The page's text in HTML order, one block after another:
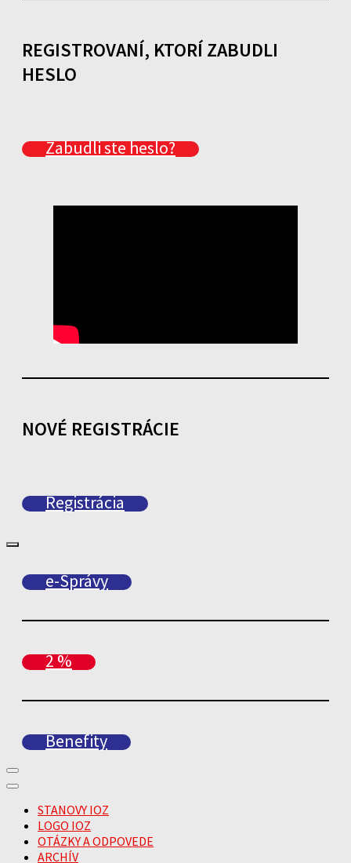
REGISTROVANÍ, KTORÍ ZABUDLI
HESLO
Zabudli ste heslo?
NOVÉ REGISTRÁCIE
Registrácia
e-Správy
2 %
Benefity
STANOVY IOZ
LOGO IOZ
OTÁZKY A ODPOVEDE
ARCHÍV